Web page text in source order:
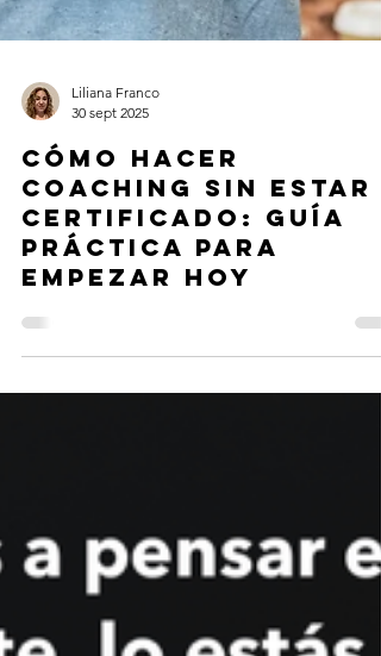
30 sept 2025
Cómo hacer
coaching sin estar
certificado: guía
práctica para
empezar hoy